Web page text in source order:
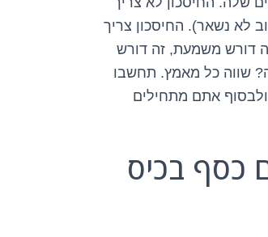
לא נשאר). החיסכון צריך
דורש משמעת, זה דורש
שווה כל מאמץ. תחשבו
אתם מתחילים
כסף בכיס